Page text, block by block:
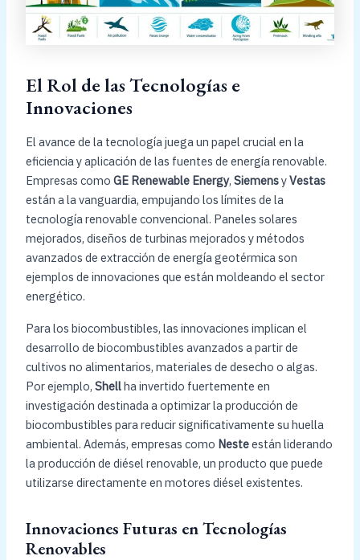
El Rol de las Tecnologías e
Innovaciones
El avance de la tecnología juega un papel crucial en la
eficiencia y aplicación de las fuentes de energía renovable.
Empresas como GE Renewable Energy, SiemensyVestas
están a la vanguardia, empujando los límites de la
tecnología renovable convencional. Paneles solares
mejorados, diseños de turbinas mejorados y métodos
avanzados de extracción de energía geotérmica son
ejemplos de innovaciones que están moldeando el sector
energético.
Para los biocombustibles, las innovaciones implican el
desarrollo de biocombustibles avanzados a partir de
cultivos no alimentarios, materiales de desecho o algas.
Por ejemplo, Shellha invertido fuertemente en
investigación destinada a optimizar la producción de
biocombustibles para reducir significativamente su huella
ambiental. Además, empresas como Nesteestán liderando
la producción de diésel renovable, un producto que puede
utilizarse directamente en motores diésel existentes.
Innovaciones Futuras en Tecnologías
Renovables